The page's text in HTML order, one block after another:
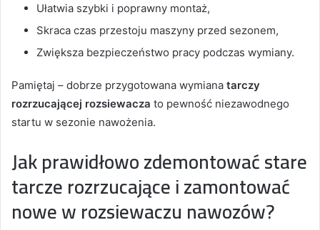
Ułatwia szybki i poprawny montaż,
Skraca czas przestoju maszyny przed sezonem,
Zwiększa bezpieczeństwo pracy podczas wymiany.
Pamiętaj – dobrze przygotowana wymiana tarczy
rozrzucającej rozsiewacza to pewność niezawodnego
startu w sezonie nawożenia.
Jak prawidłowo zdemontować stare
tarcze rozrzucające i zamontować
nowe w rozsiewaczu nawozów?